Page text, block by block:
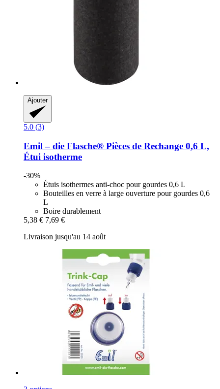
Ajouter
5.0 (3)
Emil – die Flasche® Pièces de Rechange 0,6 L,
Étui isotherme
-30%
Étuis isothermes anti-choc pour gourdes 0,6 L
Bouteilles en verre à large ouverture pour gourdes 0,6
L
Boire durablement
5,38 € 7,69 €
Livraison jusqu'au 14 août